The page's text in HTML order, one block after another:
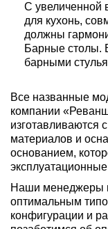
С увеличенной
для кухонь,
должны
Барные столы.
барными
Все названные
компании
изготавливаются
материалов и
основанием,
Наши менеджеры
оптимальным
конфигурации и